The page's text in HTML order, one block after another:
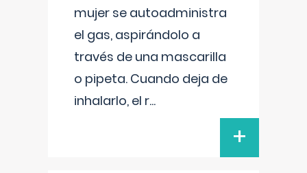
mujer se autoadministra
el gas, aspirándolo a
través de una mascarilla
o pipeta. Cuando deja de
inhalarlo, el r...
+